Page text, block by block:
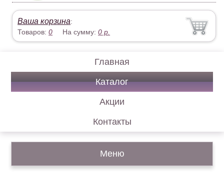
Ваша корзина:
Товаров:0 На сумму:0 р.
Главная
Каталог
Акции
Контакты
Меню